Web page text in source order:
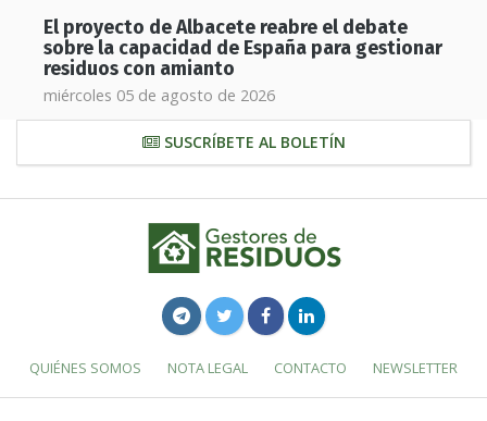
El proyecto de Albacete reabre el debate
sobre la capacidad de España para gestionar
residuos con amianto
miércoles 05 de agosto de 2026
SUSCRÍBETE AL BOLETÍN
QUIÉNES SOMOS NOTA LEGAL CONTACTO NEWSLETTER